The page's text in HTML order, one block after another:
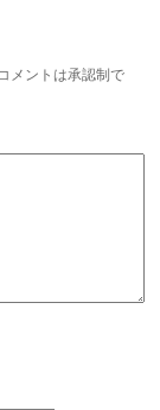
メントは承認制で